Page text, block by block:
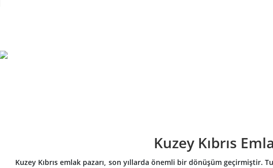
Kuzey Kıbrıs
Kuzey Kıbrıs emlak pazarı, son yıllarda önemli bir dönüşüm geçirmiştir.